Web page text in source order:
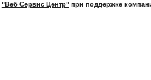
"Веб Сервис Центр"при поддержке